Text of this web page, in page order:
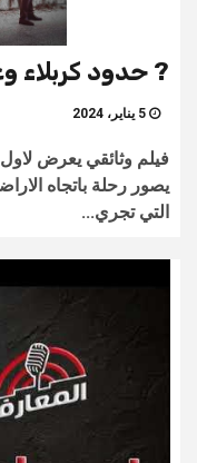
? حدود كربلاء
فيلم وثائقي يعرض
يصور رحلة باتجاه
التي تجري...